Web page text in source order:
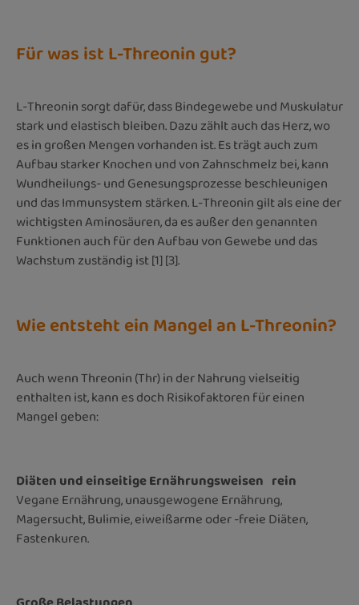
Für was ist L-Threonin gut?
L-Threonin sorgt dafür, dass Bindegewebe und Muskulatur
stark und elastisch bleiben. Dazu zählt auch das Herz, wo
es in großen Mengen vorhanden ist. Es trägt auch zum
Aufbau starker Knochen und von Zahnschmelz bei, kann
Wundheilungs- und Genesungsprozesse beschleunigen
und das Immunsystem stärken. L-Threonin gilt als eine der
wichtigsten Aminosäuren, da es außer den genannten
Funktionen auch für den Aufbau von Gewebe und das
Wachstum zuständig ist [1] [3].
Wie entsteht ein Mangel an L-Threonin?
Auch wenn Threonin (Thr) in der Nahrung vielseitig
enthalten ist, kann es doch Risikofaktoren für einen
Mangel geben:
Diäten und einseitige Ernährungsweisen rein
Vegane Ernährung, unausgewogene Ernährung,
Magersucht, Bulimie, eiweißarme oder -freie Diäten,
Fastenkuren.